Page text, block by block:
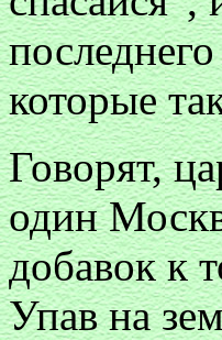
которые
Говорят,
один
добавок к
Упав на